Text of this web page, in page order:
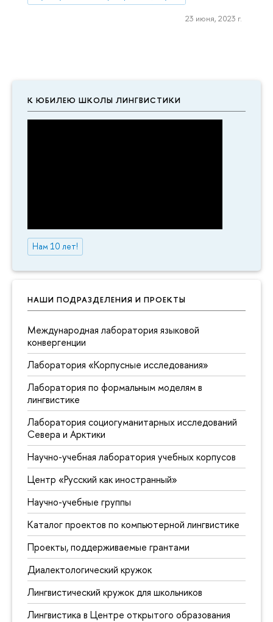
К ЮБИЛЕЮ ШКОЛЫ ЛИНГВИСТИКИ
Нам 10 лет!
НАШИ ПОДРАЗДЕЛЕНИЯ И ПРОЕКТЫ
Международная лаборатория языковой
конвергенции
Лаборатория «Корпусные исследования»
Лаборатория по формальным моделям в
лингвистике
Лаборатория социогуманитарных исследований
Севера и Арктики
Научно-учебная лаборатория учебных корпусов
Центр «Русский как иностранный»
Научно-учебные группы
Каталог проектов по компьютерной лингвистике
Проекты, поддерживаемые грантами
Диалектологический кружок
Лингвистический кружок для школьников
Лингвистика в Центре открытого образования
23 июня, 2023 г.